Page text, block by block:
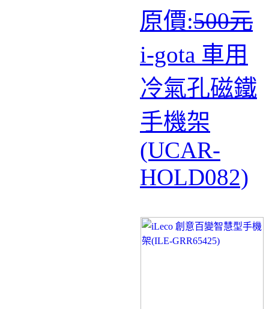
原價:500元
i-gota 車用
冷氣孔磁鐵
手機架
(UCAR-
HOLD082)